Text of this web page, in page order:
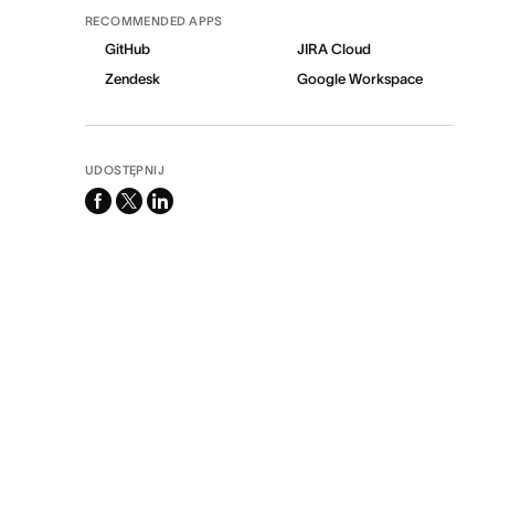
RECOMMENDED APPS
GitHub
JIRA Cloud
Zendesk
Google Workspace
UDOSTĘPNIJ
facebook
x-
linkedin